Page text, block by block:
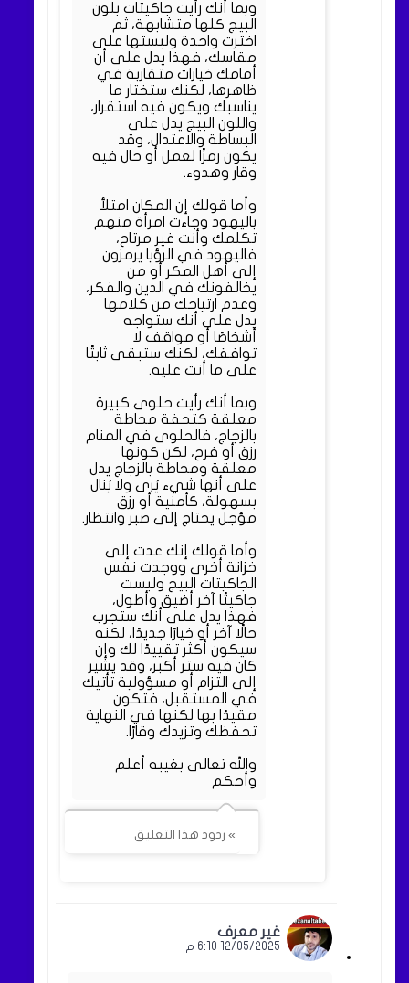
وبما أنك رأيت جاكيتات بلون
البيج كلها متشابهة، ثم
اخترت واحدة ولبستها على
مقاسك، فهذا يدل على أن
أمامك خيارات متقاربة في
ظاهرها، لكنك ستختار ما
يناسبك ويكون فيه استقرار،
واللون البيج يدل على
البساطة والاعتدال، وقد
يكون رمزًا لعمل أو حال فيه
وقار وهدوء.
وأما قولك إن المكان امتلأ
باليهود وجاءت امرأة منهم
تكلمك وأنت غير مرتاح،
فاليهود في الرؤيا يرمزون
إلى أهل المكر أو من
يخالفونك في الدين والفكر،
وعدم ارتياحك من كلامها
يدل على أنك ستواجه
أشخاصًا أو مواقف لا
توافقك، لكنك ستبقى ثابتًا
على ما أنت عليه.
وبما أنك رأيت حلوى كبيرة
معلقة كتحفة محاطة
بالزجاج، فالحلوى في المنام
رزق أو فرح، لكن كونها
معلقة ومحاطة بالزجاج يدل
على أنها شيء يُرى ولا يُنال
بسهولة، كأمنية أو رزق
مؤجل يحتاج إلى صبر وانتظار.
وأما قولك إنك عدت إلى
خزانة أخرى ووجدت نفس
الجاكيتات البيج ولبست
جاكيتًا آخر أضيق وأطول،
فهذا يدل على أنك ستجرب
حالًا آخر أو خيارًا جديدًا، لكنه
سيكون أكثر تقييدًا لك وإن
كان فيه ستر أكبر، وقد يشير
إلى التزام أو مسؤولية تأتيك
في المستقبل، فتكون
مقيدًا بها لكنها في النهاية
تحفظك وتزيدك وقارًا.
والله تعالى بغيبه أعلم
وأحكم
» ردود هذا التعليق
غير معرف
12/05/2025 6:10 م